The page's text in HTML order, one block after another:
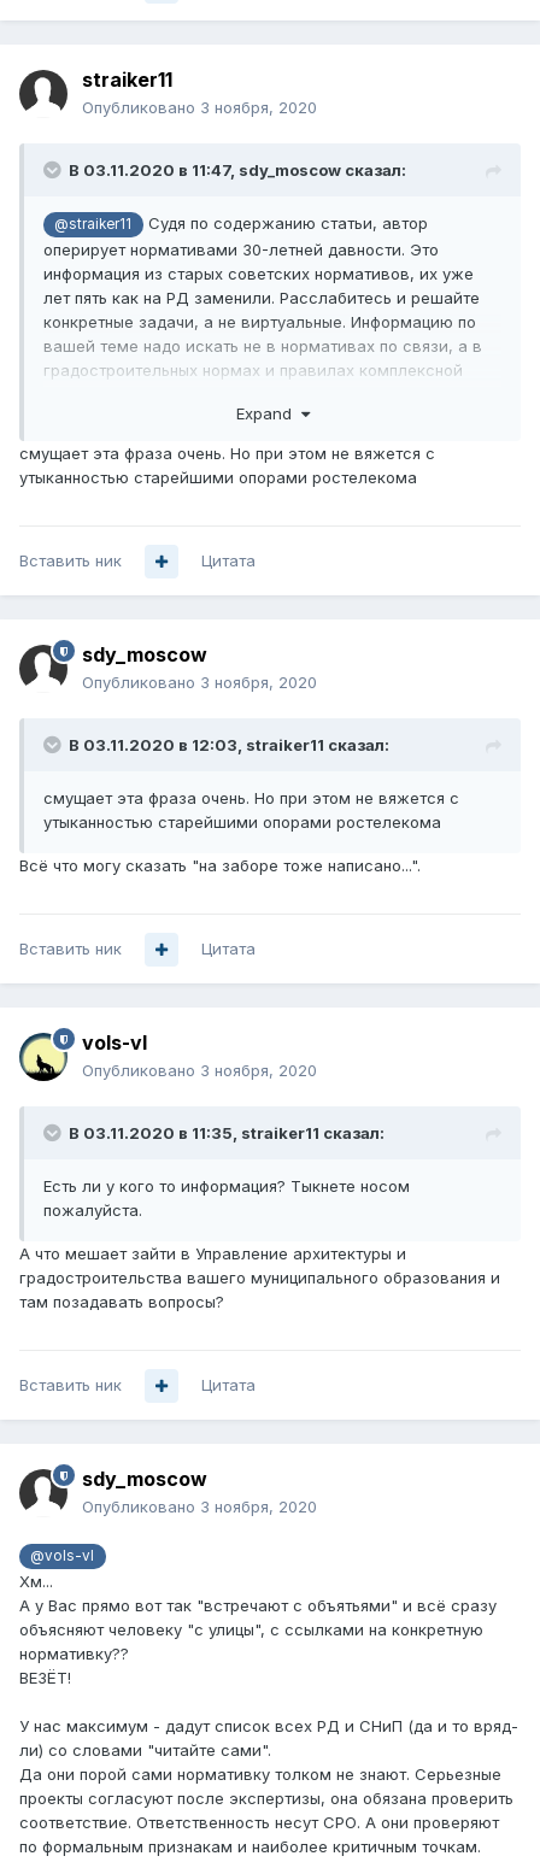
straiker11
Опубликовано 3 ноября, 2020
В 03.11.2020 в 11:47, sdy_moscow сказал:
@straiker11
Судя по содержанию статьи, автор
оперирует нормативами 30-летней давности. Это
информация из старых советских нормативов, их уже
лет пять как на РД заменили. Расслабитесь и решайте
конкретные задачи, а не виртуальные. Информацию по
вашей теме надо искать не в нормативах по связи, а в
градостроительных нормах и правилах комплексной
Expand
смущает эта фраза очень. Но при этом не вяжется с
утыканностью старейшими опорами ростелекома
Вставить ник Цитата
sdy_moscow
Опубликовано 3 ноября, 2020
В 03.11.2020 в 12:03, straiker11 сказал:
смущает эта фраза очень. Но при этом не вяжется с
утыканностью старейшими опорами ростелекома
Всё что могу сказать "на заборе тоже написано...".
Вставить ник Цитата
vols-vl
Опубликовано 3 ноября, 2020
В 03.11.2020 в 11:35, straiker11 сказал:
Есть ли у кого то информация? Тыкнете носом
пожалуйста.
А что мешает зайти в Управление архитектуры и
градостроительства вашего муниципального образования и
там позадавать вопросы?
Вставить ник Цитата
sdy_moscow
Опубликовано 3 ноября, 2020
@vols-vl
Хм...
А у Вас прямо вот так "встречают с объятьями" и всё сразу
объясняют человеку "с улицы", с ссылками на конкретную
нормативку??
ВЕЗЁТ!
У нас максимум - дадут список всех РД и СНиП (да и то вряд-
ли) со словами "читайте сами".
Да они порой сами нормативку толком не знают. Серьезные
проекты согласуют после экспертизы, она обязана проверить
соответствие. Ответственность несут СРО. А они проверяют
по формальным признакам и наиболее критичным точкам.